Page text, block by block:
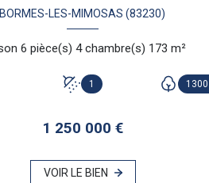
BORMES-LES-MIMOSAS (83230)
Maison 6 pièce(s) 4 chambre(s) 173 m²
1
1 250 000 €
VOIR LE BIEN